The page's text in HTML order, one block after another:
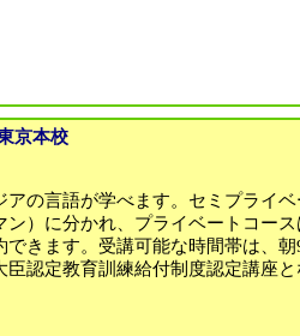
京本校
アの言語が学べます。セミプライ
ン）に分かれ、プライベートコー
できます。受講可能な時間帯は、
臣認定教育訓練給付制度認定講座